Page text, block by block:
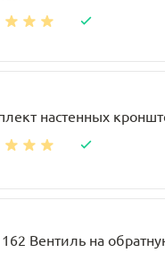
настенных
Вентиль на